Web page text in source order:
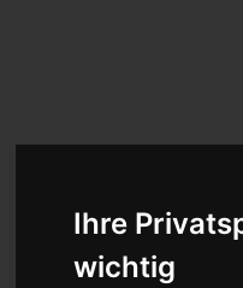
Ihre
wichtig
Baumaschine
Reparatur oder